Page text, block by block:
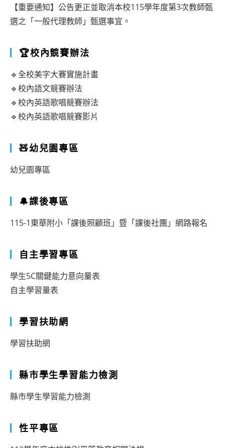
【重要通知】公告更正並取消本校115學年度第3次教師甄
選之「一般代理教師」甄選事宜。
🏆校內競賽辦法
🔹全校美字大賽實施計畫
🔹校內語文競賽辦法
🔹校內英語歌唱競賽辦法
🔹校內英語歌唱競賽影片
🧸幼兒園專區
幼兒園專區
🔔課後專區
115-1東華附小「課後照顧班」暨「課後社團」網路報名
自主學習專區
學生5C關鍵能力意向量表
自主學習量表
學習扶助網
學習扶助網
縣市學生學習能力檢測
縣市學生學習能力檢測
性平專區